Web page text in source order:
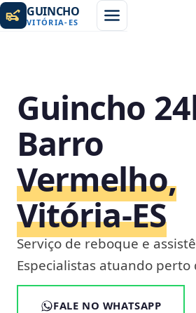
GUINCHO
VITÓRIA- ES
Guincho
Barro
Vermelho,
Vitória‑ES
Serviço de reboque e
Especialistas atuando perto
FALE NO WHATSAPP